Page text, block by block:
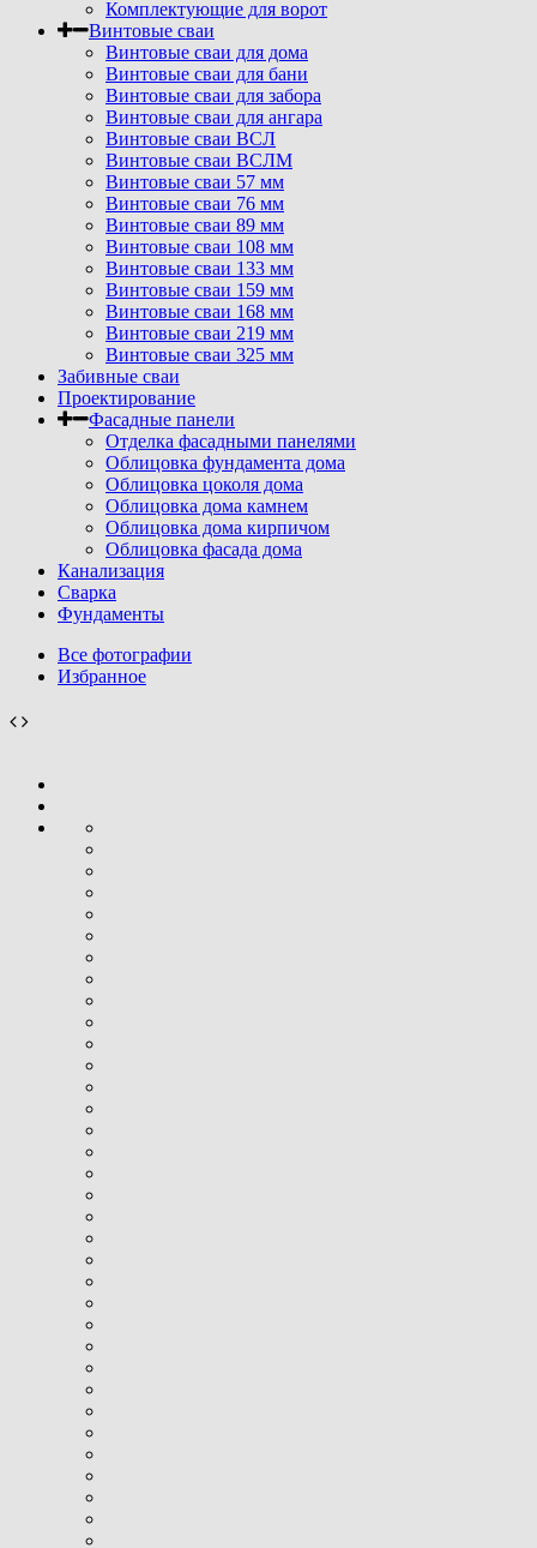
Комплектующие для ворот
Винтовые сваи
Винтовые сваи для дома
Винтовые сваи для бани
Винтовые сваи для забора
Винтовые сваи для ангара
Винтовые сваи ВСЛ
Винтовые сваи ВСЛМ
Винтовые сваи 57 мм
Винтовые сваи 76 мм
Винтовые сваи 89 мм
Винтовые сваи 108 мм
Винтовые сваи 133 мм
Винтовые сваи 159 мм
Винтовые сваи 168 мм
Винтовые сваи 219 мм
Винтовые сваи 325 мм
Забивные сваи
Проектирование
Фасадные панели
Отделка фасадными панелями
Облицовка фундамента дома
Облицовка цоколя дома
Облицовка дома камнем
Облицовка дома кирпичом
Облицовка фасада дома
Канализация
Сварка
Фундаменты
Все фотографии
Избранное